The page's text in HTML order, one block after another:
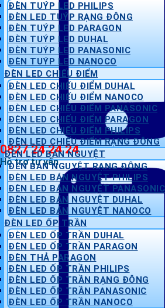
0827 24 24 24
Hỗ trợ tư vấn
ĐÈN TUÝP LED PHILIPS
ĐÈN LED TUÝP RẠNG ĐÔNG
ĐÈN TUÝP LED PARAGON
ĐÈN TUÝP LED DUHAL
ĐÈN TUÝP LED PANASONIC
ĐÈN TUÝP LED NANOCO
ĐÈN LED CHIẾU ĐIỂM
ĐÈN LED CHIẾU ĐIỂM DUHAL
ĐÈN LED CHIẾU ĐIỂM NANOCO
ĐÈN LED CHIẾU ĐIỂM PANASONIC
ĐÈN LED CHIẾU ĐIỂM PARAGON
ĐÈN LED CHIẾU ĐIỂM PHILIPS
ĐÈN LED CHIẾU ĐIỂM RẠNG ĐÔNG
ĐÈN LED BÁN NGUYỆT
ĐÈN BÁN NGUYỆT RẠNG ĐÔNG
ĐÈN LED BÁN NGUYỆT PHILIPS
ĐÈN LED BÁN NGUYỆT PANASONIC
ĐÈN LED BÁN NGUYỆT DUHAL
ĐÈN LED BÁN NGUYỆT NANOCO
ĐÈN LED ỐP TRẦN
ĐÈN LED ỐP TRẦN DUHAL
ĐÈN LED ỐP TRẦN PARAGON
ĐÈN THẢ PARAGON
ĐÈN LED ỐP TRẦN PHILIPS
ĐÈN LED ỐP TRẦN RẠNG ĐÔNG
ĐÈN LED ỐP TRẦN PANASONIC
ĐÈN LED ỐP TRẦN NANOCO